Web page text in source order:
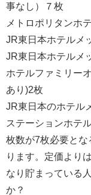
事なし）７枚
メトロポリタンホ
JR東日本ホテルメ
JR東日本ホテルメ
ホテルファミリー
あり)2枚
JR東日本のホテル
ステーションホテ
枚数が7枚必要と
ります。定価より
なり貯まっている
か？